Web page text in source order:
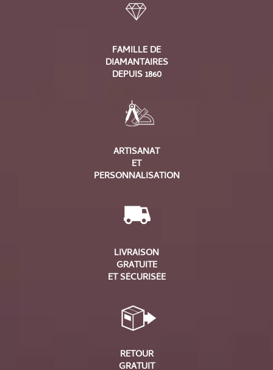
FAMILLE DE
DIAMANTAIRES
DEPUIS 1860
ARTISANAT
ET
PERSONNALISATION
LIVRAISON
GRATUITE
ET SÉCURISÉE
RETOUR
GRATUIT